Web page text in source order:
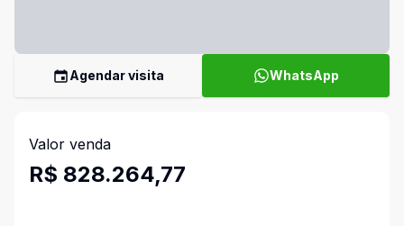
Agendar visita WhatsApp
Valor venda
R$ 828.264,77